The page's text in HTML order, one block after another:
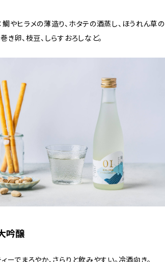
鯛やヒラメの薄造り、ホタテの酒蒸し、ほうれん草の
き卵、枝豆、しらすおろしなど。
吟醸
ーでまろやか、さらりと飲みやすい。冷酒向き。